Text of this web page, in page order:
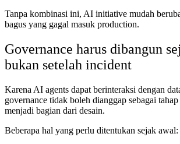
Tanpa kombinasi ini, AI initiative mudah
bagus yang gagal masuk production.
Governance harus dibangun
bukan setelah incident
Karena AI agents dapat berinteraksi dengan
governance tidak boleh dianggap sebagai
menjadi bagian dari desain.
Beberapa hal yang perlu ditentukan sejak awal: